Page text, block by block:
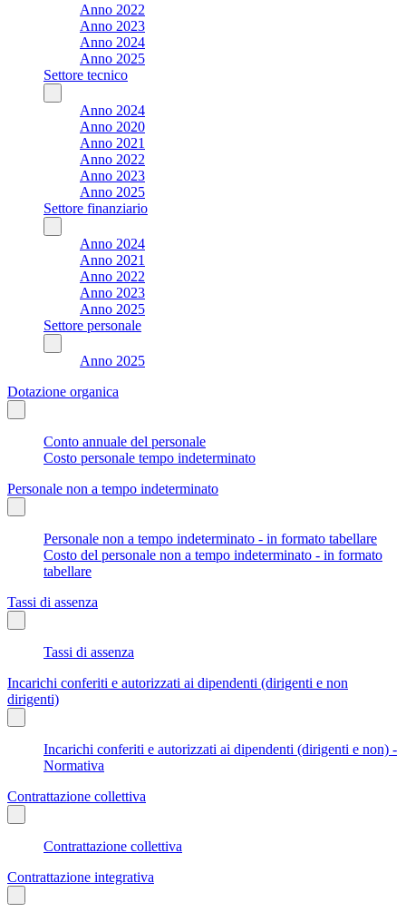
Anno 2022
Anno 2023
Anno 2024
Anno 2025
Settore tecnico
Anno 2024
Anno 2020
Anno 2021
Anno 2022
Anno 2023
Anno 2025
Settore finanziario
Anno 2024
Anno 2021
Anno 2022
Anno 2023
Anno 2025
Settore personale
Anno 2025
Dotazione organica
Conto annuale del personale
Costo personale tempo indeterminato
Personale non a tempo indeterminato
Personale non a tempo indeterminato - in formato tabellare
Costo del personale non a tempo indeterminato - in formato
tabellare
Tassi di assenza
Tassi di assenza
Incarichi conferiti e autorizzati ai dipendenti (dirigenti e non
dirigenti)
Incarichi conferiti e autorizzati ai dipendenti (dirigenti e non) -
Normativa
Contrattazione collettiva
Contrattazione collettiva
Contrattazione integrativa